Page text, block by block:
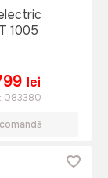
1005
lei
083380